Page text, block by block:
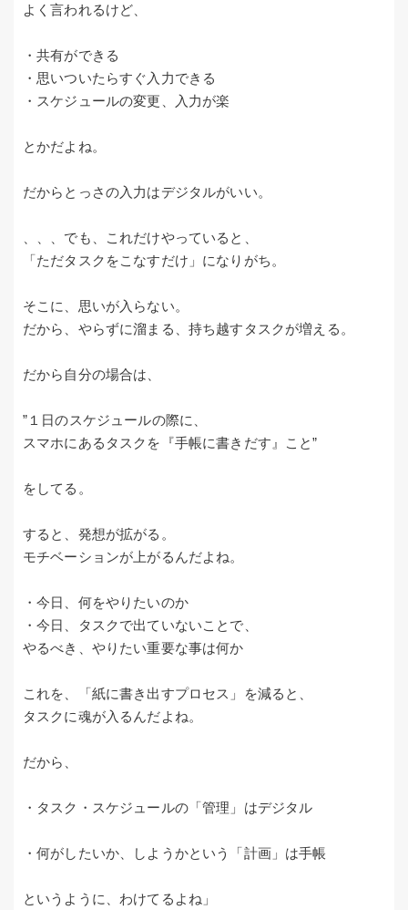
よく言われるけど、
・共有ができる
・思いついたらすぐ入力できる
・スケジュールの変更、入力が楽
とかだよね。
だからとっさの入力はデジタルがいい。
、、、でも、これだけやっていると、
「ただタスクをこなすだけ」になりがち。
そこに、思いが入らない。
だから、やらずに溜まる、持ち越すタスクが増える。
だから自分の場合は、
”１日のスケジュールの際に、
スマホにあるタスクを『手帳に書きだす』こと”
をしてる。
すると、発想が拡がる。
モチベーションが上がるんだよね。
・今日、何をやりたいのか
・今日、タスクで出ていないことで、
やるべき、やりたい重要な事は何か
これを、「紙に書き出すプロセス」を減ると、
タスクに魂が入るんだよね。
だから、
・タスク・スケジュールの「管理」はデジタル
・何がしたいか、しようかという「計画」は手帳
というように、わけてるよね」